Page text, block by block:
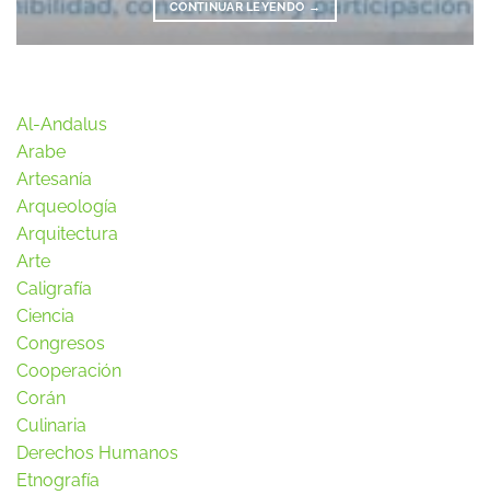
CONTINUAR LEYENDO →
Al-Andalus
Arabe
Artesanía
Arqueología
Arquitectura
Arte
Caligrafía
Ciencia
Congresos
Cooperación
Corán
Culinaria
Derechos Humanos
Etnografía